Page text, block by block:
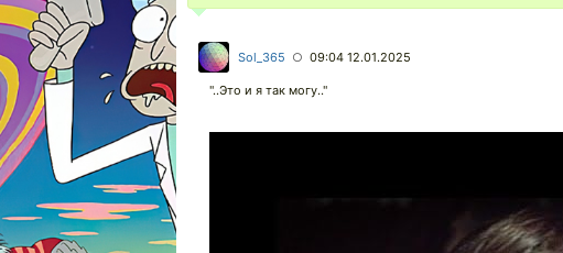
Sol_365 ○ 09:04 12.01.2025
"..Это и я так могу.."